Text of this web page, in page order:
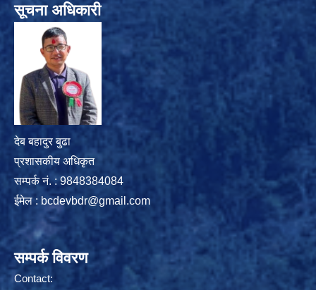
सूचना अधिकारी
देब बहादुर बुढा
प्रशासकीय अधिकृत
सम्पर्क नं. : 9848384084
ईमेल : bcdevbdr@gmail.com
सम्पर्क विवरण
Contact: